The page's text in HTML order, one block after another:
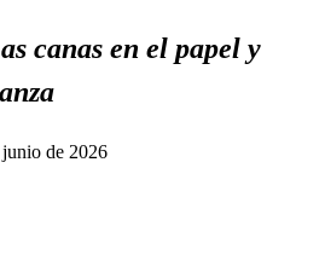
canas en el papel y
de 2026